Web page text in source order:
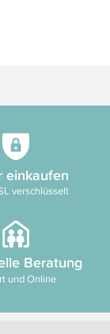
einkaufen
verschlüsselt
Beratung
und Online